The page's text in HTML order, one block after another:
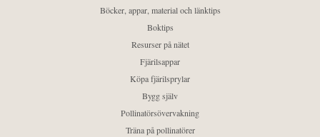
Böcker, appar, material och länktips
Boktips
Resurser på nätet
Fjärilsappar
Köpa fjärilsprylar
Bygg själv
Pollinatörsövervakning
Träna på pollinatörer